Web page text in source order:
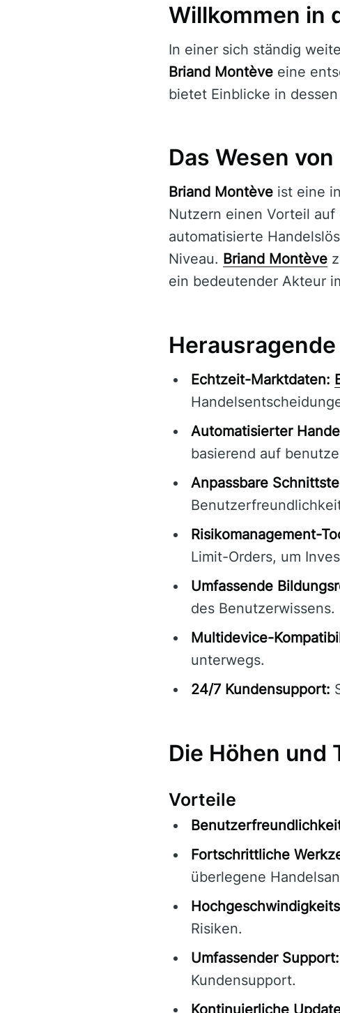
Willkommen in
In einer sich ständig
Briand Montève eine
bietet Einblicke in
Das Wesen
Briand Montève ist eine
Nutzern einen Vorteil
automatisierte
Niveau. Briand Montève
ein bedeutender Akteur
Echtzeit-Marktdaten:
Automatisierter
basierend auf
Anpassbare
Risikomanagement-
Limit-Orders, um
Umfassende
des Benutzerwissens.
Multidevice-
unterwegs.
24/7 Kundensupport:
Die Höhen und
Vorteile
Fortschrittliche
überlegene
Risiken.
Umfassender Support:
Kundensupport.
Kontinuierliche